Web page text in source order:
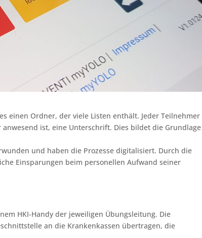
einen Ordner, der viele Listen enthält. Jeder Teilnehmer
ist, eine Unterschrift. Dies bildet die Grundlage
und haben die Prozesse digitalisiert. Durch die
Einsparungen beim personellen Aufwand seiner
HKI-Handy der jeweiligen Übungsleitung. Die
an die Krankenkassen übertragen, die